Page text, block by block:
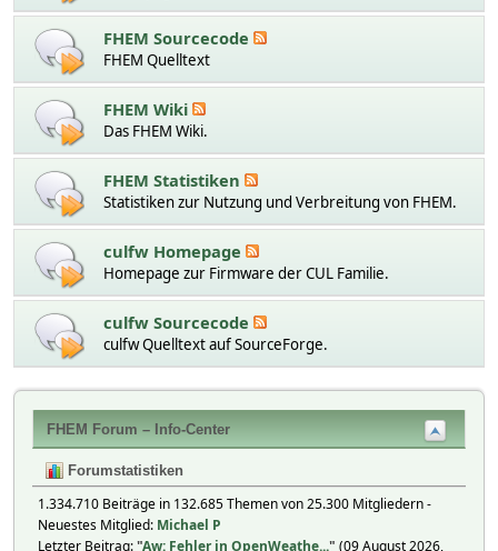
FHEM Sourcecode
FHEM Quelltext
FHEM Wiki
Das FHEM Wiki.
FHEM Statistiken
Statistiken zur Nutzung und Verbreitung von FHEM.
culfw Homepage
Homepage zur Firmware der CUL Familie.
culfw Sourcecode
culfw Quelltext auf SourceForge.
FHEM Forum – Info-Center
Forumstatistiken
1.334.710 Beiträge in 132.685 Themen von 25.300 Mitgliedern -
Neuestes Mitglied: Michael P
Letzter Beitrag:"Aw: Fehler in OpenWeathe..." (09 August 2026,